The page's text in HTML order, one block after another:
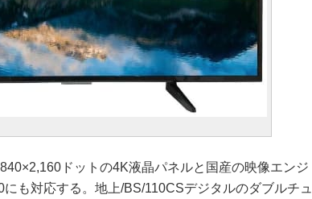
ドットの4K液晶パネルと国産の映像エンジ
も対応する。地上/BS/110CSデジタルのダブルチュ